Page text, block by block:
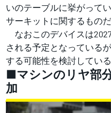
いのテーブルに挙がって
サーキットに関するものだ
なおこのデバイスは
される予定となっている
する可能性を検討している
■マシンのリヤ部
加